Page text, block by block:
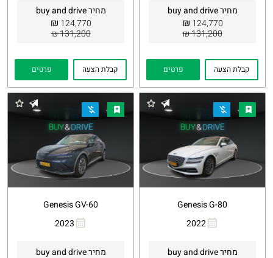
מחיר buy and drive
124,770
₪
131,200 ₪
קבלת הצעה פרטים
מחיר buy and drive
124,770
₪
131,200 ₪
קבלת הצעה פרטים
Genesis G-80
2022
מחיר buy and drive
Whatsapp
Genesis GV-60
2023
מחיר buy and drive
Whatsapp